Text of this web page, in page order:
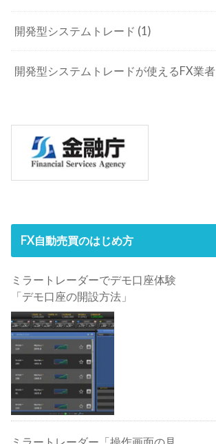
開発型システムトレード (1)
開発型システムトレードが使えるFX業者
FX自動売買のはじめ方
ミラートレーダーでデモ口座体験
「デモ口座の開設方法」